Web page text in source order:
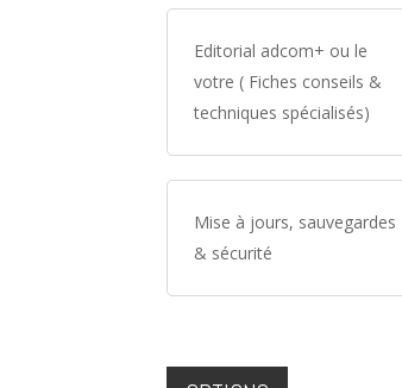
Editorial adcom+ ou le
votre ( Fiches conseils &
techniques spécialisés)
Mise à jours, sauvegardes
& sécurité